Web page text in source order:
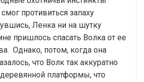
противиться запаху
Ленка ни на шутку
пришлось спасать Волка от ее
Однако, потом, когда она
что Волк так аккуратно
платформы, что